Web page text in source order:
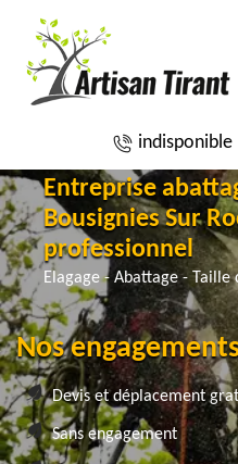
indisponible
Entreprise
Bousignies Sur
professionnel
Elagage - Abattage -
Nos
Devis et déplacement
Sans engagement